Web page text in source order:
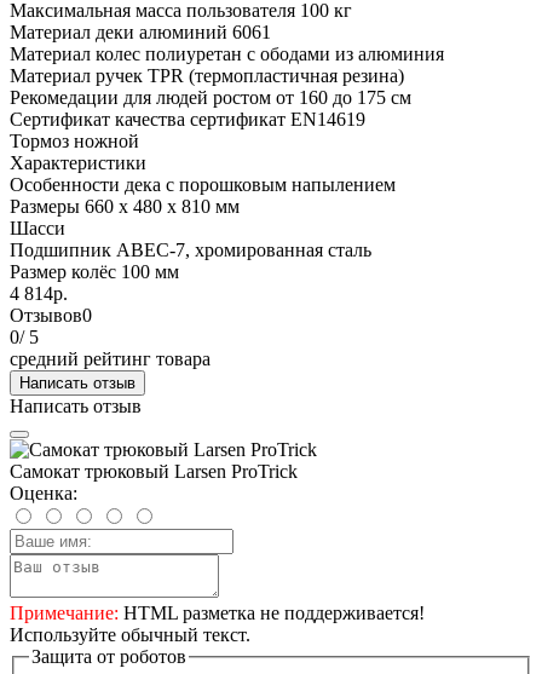
Максимальная масса пользователя 100 кг
Материал деки алюминий 6061
Материал колес полиуретан с ободами из алюминия
Материал ручек TPR (термопластичная резина)
Рекомедации для людей ростом от 160 до 175 см
Сертификат качества сертификат EN14619
Тормоз ножной
Характеристики
Особенности дека с порошковым напылением
Размеры 660 х 480 х 810 мм
Шасси
Подшипник АВЕС-7, хромированная сталь
Размер колёс 100 мм
4 814р.
Отзывов0
0/ 5
средний рейтинг товара
Написать отзыв
Написать отзыв
Самокат трюковый Larsen ProTrick
Оценка:
Примечание: HTML разметка не поддерживается!
Используйте обычный текст.
Защита от роботов